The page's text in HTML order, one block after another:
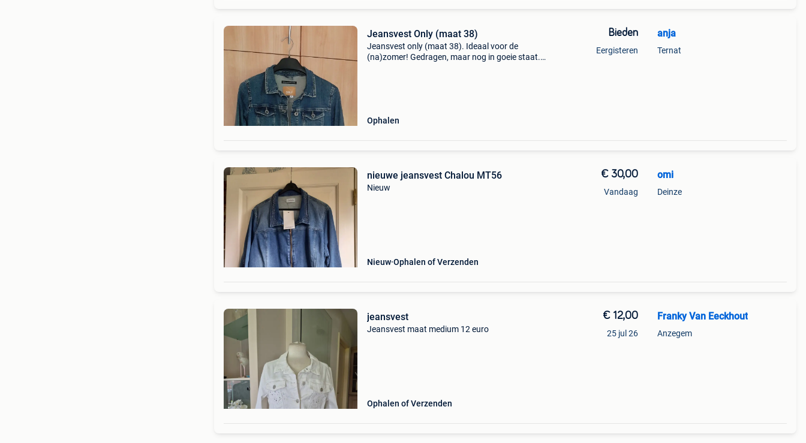
Jeansvest Only (maat 38)
Jeansvest only (maat 38). Ideaal voor de
(na)zomer! Gedragen, maar nog in goeie staat.
Ophalen
Bieden
Eergisteren
anja
Ternat
nieuwe jeansvest Chalou MT56
Nieuw
Nieuw Ophalen of Verzenden
€ 30,00
Vandaag
omi
Deinze
jeansvest
Jeansvest maat medium 12 euro
Ophalen of Verzenden
€ 12,00
25 jul 26
Franky Van Eeckhout
Anzegem